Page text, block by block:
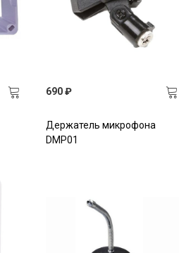
690 ₽
Держатель микрофона
DMP01